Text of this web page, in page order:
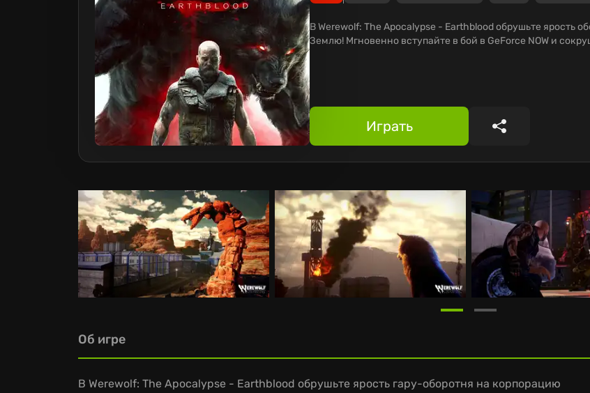
В Werewolf: The Apocalypse - Earthblood обрушьте ярость
Землю! Мгновенно вступайте в бой в GeForce NOW и
Играть Поделиться
Об игре
В Werewolf: The Apocalypse - Earthblood обрушьте ярость гару-оборотня на корпорацию